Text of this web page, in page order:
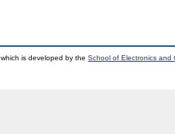
which is developed by theSchool of Electronics and